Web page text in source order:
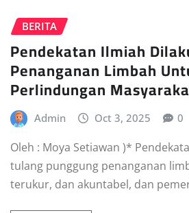
BERITA
Pendekatan Ilmiah
Penanganan Limbah
Perlindungan
Admin Oct 3, 2025 0
Oleh : Moya Setiawan )*
tulang punggung penanganan
terukur, dan akuntabel, dan